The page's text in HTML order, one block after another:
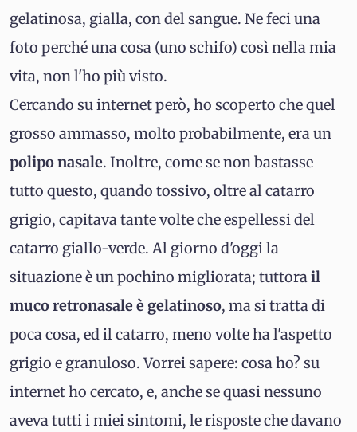
gelatinosa, gialla, con del sangue. Ne feci una
foto perché una cosa (uno schifo) così nella mia
vita, non l'ho più visto.
Cercando su internet però, ho scoperto che quel
grosso ammasso, molto probabilmente, era un
polipo nasale. Inoltre, come se non bastasse
tutto questo, quando tossivo, oltre al catarro
grigio, capitava tante volte che espellessi del
catarro giallo-verde. Al giorno d'oggi la
situazione è un pochino migliorata; tuttorail
muco retronasale è gelatinoso, ma si tratta di
poca cosa, ed il catarro, meno volte ha l'aspetto
grigio e granuloso. Vorrei sapere: cosa ho? su
internet ho cercato, e, anche se quasi nessuno
aveva tutti i miei sintomi, le risposte che davano